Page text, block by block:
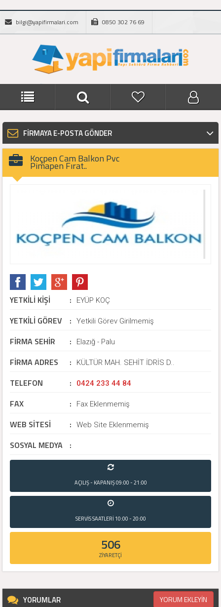
bilgi@yapifirmalari.com 0850 302 76 69
FİRMAYA E-POSTA GÖNDER
Koçpen Cam Balkon Pvc
Pimapen Fırat..
YETKİLİ KİŞİ : EYÜP KOÇ
YETKİLİ GÖREV : Yetkili Görev Girilmemiş
FİRMA SEHİR : Elazığ - Palu
FİRMA ADRES : KÜLTÜR MAH. SEHİT İDRİS D..
TELEFON : 0424 233 44 84
FAX : Fax Eklenmemiş
WEB SİTESİ : Web Site Eklenmemiş
SOSYAL MEDYA :
AÇILIŞ - KAPANIŞ09:00 - 21:00
SERVİS SAATLERİ 10:00 - 20:00
506
ZİYARETÇİ
YORUMLAR YORUM EKLEYİN